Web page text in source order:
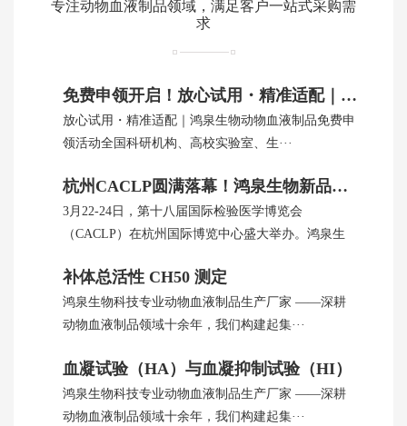
专注动物血液制品领域，满足客户一站式采购需
求
免费申领开启！放心试用・精准适配｜鸿泉生物动物血制品
放心试用・精准适配｜鸿泉生物动物血液制品免费申
领活动全国科研机构、高校实验室、生···
杭州CACLP圆满落幕！鸿泉生物新品引全球瞩目
3月22-24日，第十八届国际检验医学博览会
（CACLP）在杭州国际博览中心盛大举办。鸿泉生
补体总活性 CH50 测定
鸿泉生物科技专业动物血液制品生产厂家 ——深耕
动物血液制品领域十余年，我们构建起集···
血凝试验（HA）与血凝抑制试验（HI）
鸿泉生物科技专业动物血液制品生产厂家 ——深耕
动物血液制品领域十余年，我们构建起集···